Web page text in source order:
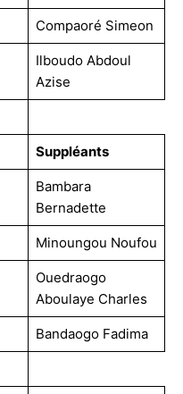
Compaoré Simeon
Ilboudo Abdoul
Azise
Suppléants
Bambara
Bernadette
Minoungou Noufou
Ouedraogo
Aboulaye Charles
Bandaogo Fadima